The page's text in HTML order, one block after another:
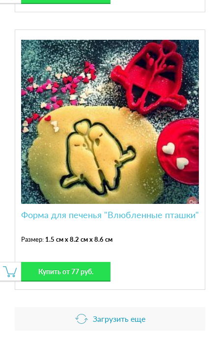
Форма для печенья "Влюбленные пташки"
Размер: 1.5 см x 8.2 см x 8.6 см
Купить от 77 руб.
Загрузить еще